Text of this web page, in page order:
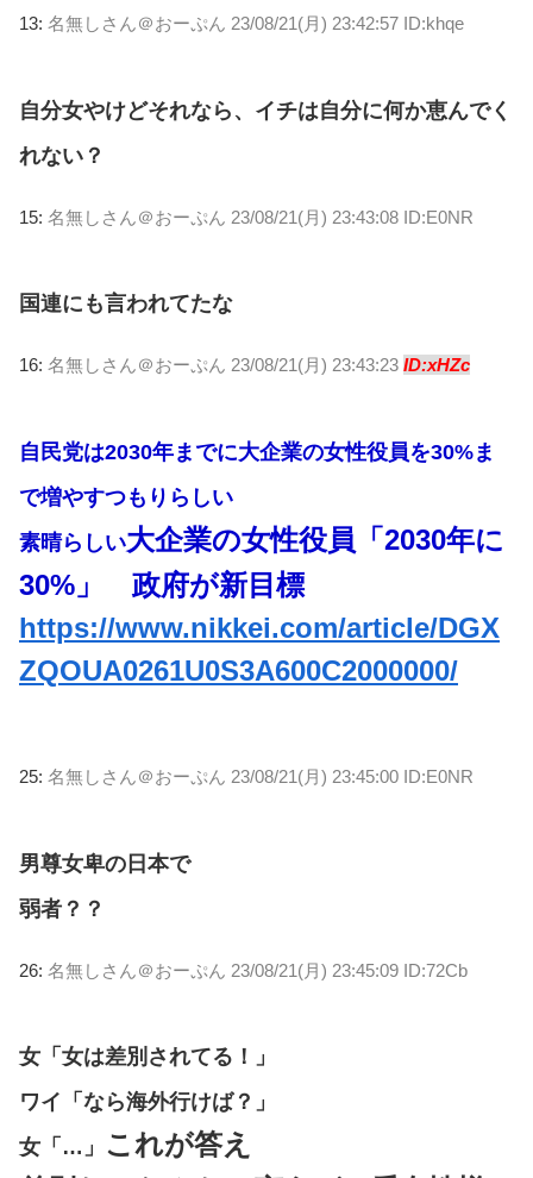
13: 名無しさん＠おーぷん 23/08/21(月) 23:42:57 ID:khqe
自分女やけどそれなら、イチは自分に何か恵んでく
れない？
15: 名無しさん＠おーぷん 23/08/21(月) 23:43:08 ID:E0NR
国連にも言われてたな
16: 名無しさん＠おーぷん 23/08/21(月) 23:43:23 ID:xHZc
自民党は2030年までに大企業の女性役員を30%ま
で増やすつもりらしい
素晴らしい大企業の女性役員「2030年に
30%」 政府が新目標
https://www.nikkei.com/article/DGX
ZQOUA0261U0S3A600C2000000/
25: 名無しさん＠おーぷん 23/08/21(月) 23:45:00 ID:E0NR
男尊女卑の日本で
弱者？？
26: 名無しさん＠おーぷん 23/08/21(月) 23:45:09 ID:72Cb
女「女は差別されてる！」
ワイ「なら海外行けば？」
女「…」 これが答え